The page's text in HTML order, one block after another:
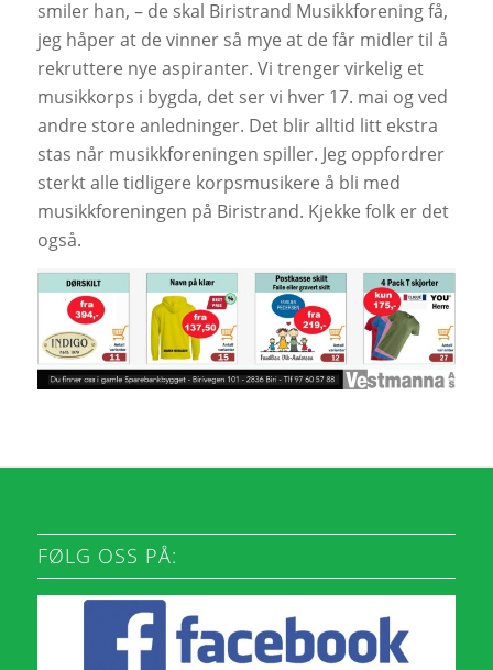
smiler han, – de skal Biristrand Musikkforening få,
jeg håper at de vinner så mye at de får midler til å
rekruttere nye aspiranter. Vi trenger virkelig et
musikkorps i bygda, det ser vi hver 17. mai og ved
andre store anledninger. Det blir alltid litt ekstra
stas når musikkforeningen spiller. Jeg oppfordrer
sterkt alle tidligere korpsmusikere å bli med
musikkforeningen på Biristrand. Kjekke folk er det
også.
FØLG OSS PÅ: